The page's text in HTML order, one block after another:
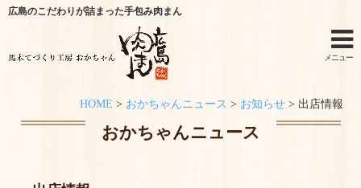
広島のこだわりが詰まった手包み肉まん
メニュー
HOME > おかちゃんニュース > お知らせ> 出店情報
おかちゃんニュース